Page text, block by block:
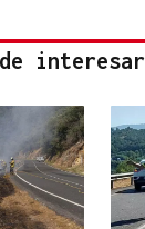
interesar